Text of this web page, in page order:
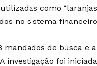
como
no sistema
mandados de busca e
investigação foi